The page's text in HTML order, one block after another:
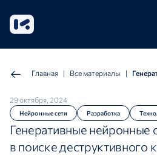
Нейронные сети Разработка
Генеративные нейронные
в поиске деструктивного
29 октября, 2024
Главная | Все материалы |